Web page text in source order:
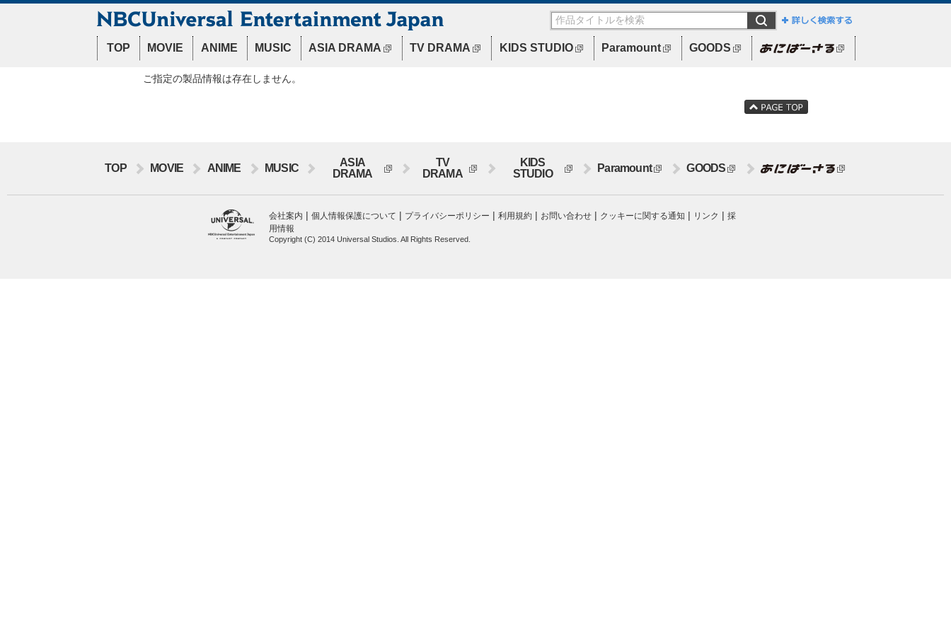
TOP MOVIE ANIME MUSIC ASIA DRAMA TV DRAMA KIDS STUDIO Paramount GOODS Paramount
ご指定の製品情報は存在しません。
TOP MOVIE ANIME MUSIC
ASIA
DRAMA
TV
DRAMA
KIDS
STUDIO
Paramount GOODS Paramount
会社案内 | 個人情報保護について | プライバシーポリシー | 利用規約 | お問い合わせ | クッキーに関する通知 | リンク | 採
用情報
Copyright (C) 2014 Universal Studios. All Rights Reserved.